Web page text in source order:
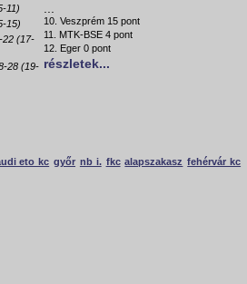
11)
15)
22 (17-
28 (19-
...
10. Veszprém 15 pont
11. MTK-BSE 4 pont
12. Eger 0 pont
részletek...
eto kc győr nb i. fkc alapszakasz fehérvár kc